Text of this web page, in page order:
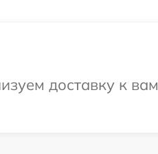
доставку к